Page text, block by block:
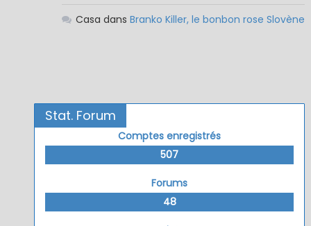
Casa dans Branko Killer, le bonbon rose Slovène
Stat. Forum
Comptes enregistrés
507
Forums
48